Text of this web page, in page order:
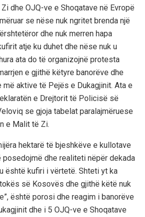
dhe OJQ-ve e Shoqatave në Evropë
se nëse nuk ngritet brenda një
dhe nuk merren hapa
atje ku duhet dhe nëse nuk u
ata do të organizojnë protesta
e gjithë këtyre banorëve dhe
më aktive të Pejës e Dukagjinit. Ata e
e Drejtorit të Policisë së
se gjoja tabelat paralajmëruese
e Malit të Zi.
hektarë të bjeshkëve e kullotave
posedojmë dhe realiteti nëpër dekada
është kufiri i vërtetë. Shteti yt ka
së Kosovës dhe gjithë këtë nuk
është porosi dhe reagim i banorëve
dhe i 5 OJQ-ve e Shoqatave